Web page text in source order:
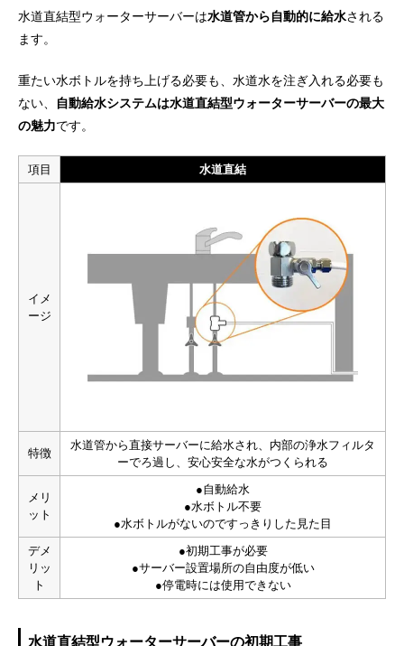
水道直結型ウォーターサーバーは水道管から自動的に給水される
ます。
重たい水ボトルを持ち上げる必要も、水道水を注ぎ入れる必要も
ない、
自動給水システムは水道直結型ウォーターサーバーの最大
の魅力です。
項目 水道直結
イメ
ージ
特徴
水道管から直接サーバーに給水され、内部の浄水フィルタ
ーでろ過し、安心安全な水がつくられる
メリ
ット
●自動給水
●水ボトル不要
●水ボトルがないのですっきりした見た目
デメ
リッ
ト
●初期工事が必要
●サーバー設置場所の自由度が低い
●停電時には使用できない
水道直結型ウォーターサーバーの初期工事